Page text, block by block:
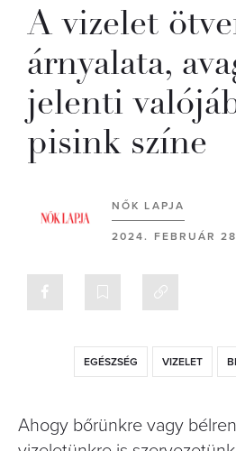
A vizelet
árnyalata,
jelenti
pisink színe
NŐK LAPJA
2024. FEBRUÁR
EGÉSZSÉG VIZELET
Ahogy bőrünkre vagy